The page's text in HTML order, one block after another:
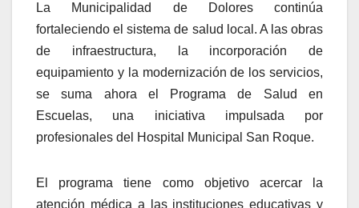
La Municipalidad de Dolores continúa
fortaleciendo el sistema de salud local. A las obras
de infraestructura, la incorporación de
equipamiento y la modernización de los servicios,
se suma ahora el Programa de Salud en
Escuelas, una iniciativa impulsada por
profesionales del Hospital Municipal San Roque.
El programa tiene como objetivo acercar la
atención médica a las instituciones educativas y